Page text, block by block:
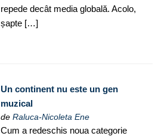
repede decât media globală. Acolo,
șapte […]
Un continent nu este un gen
muzical
deRaluca-Nicoleta Ene
Cum a redeschis noua categorie